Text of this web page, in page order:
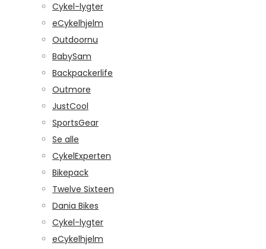
Cykel-lygter
eCykelhjelm
Outdoornu
BabySam
Backpackerlife
Outmore
JustCool
SportsGear
Se alle
CykelExperten
Bikepack
Twelve Sixteen
Dania Bikes
Cykel-lygter
eCykelhjelm